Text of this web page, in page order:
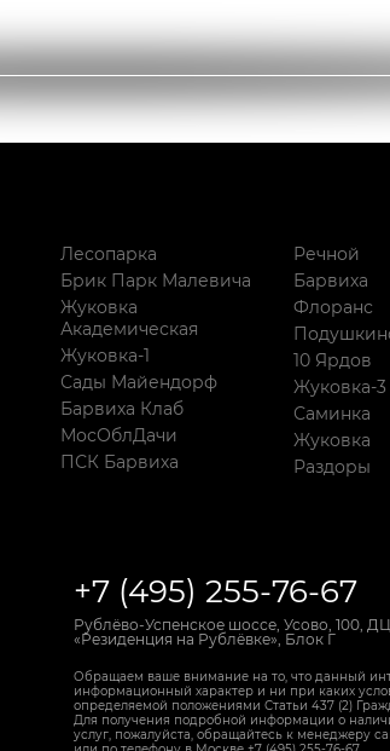
Лесопарка
Брик Парк Малевича
Жуковка
Академическая
Жуковка-1
Сады Майендорф
Барвиха Клаб
МосОблДачи
ПСК Барвиха
Речной
Барвиха
Флоранс
10 Ярдов
Жуковка-3
Саминка
Жуковка
Раздоры
+7 (495) 255-76-67
Рублёво-Успенское шоссе, Усово, 100, ДЦ
«Резиденция на Рублёвке», Блок Г
Обращаем ваше внимание на то, что данный
информационный характер и ни при каких
определяемой положениями Статьи 437 (2)
Для получения подробной информации о
услуг, пожалуйста, обращайтесь к менеджеру